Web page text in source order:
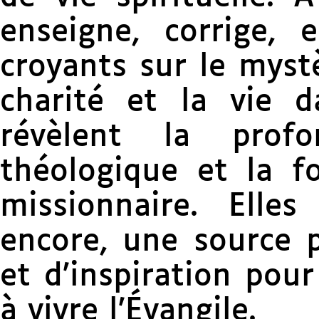
enseigne, corrige,
croyants sur le
charité et la vie
révèlent la
théologique et la
missionnaire. Elles
encore, une source
et d’inspiration
à vivre l’Évangile.